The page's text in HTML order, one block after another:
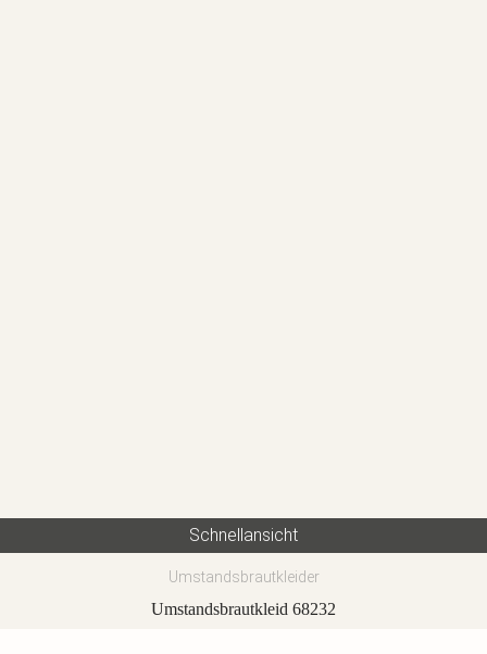
Schnellansicht
Umstandsbrautkleider
Umstandsbrautkleid 68232